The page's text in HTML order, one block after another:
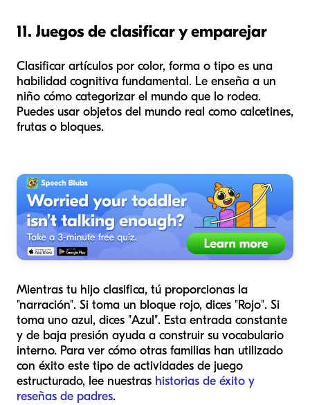
11. Juegos de clasificar y emparejar
Clasificar artículos por color, forma o tipo es una
habilidad cognitiva fundamental. Le enseña a un
niño cómo categorizar el mundo que lo rodea.
Puedes usar objetos del mundo real como calcetines,
frutas o bloques.
Mientras tu hijo clasifica, tú proporcionas la
"narración". Si toma un bloque rojo, dices "Rojo". Si
toma uno azul, dices "Azul". Esta entrada constante
y de baja presión ayuda a construir su vocabulario
interno. Para ver cómo otras familias han utilizado
con éxito este tipo de actividades de juego
estructurado, lee nuestras historias de éxito y
reseñas de padres.